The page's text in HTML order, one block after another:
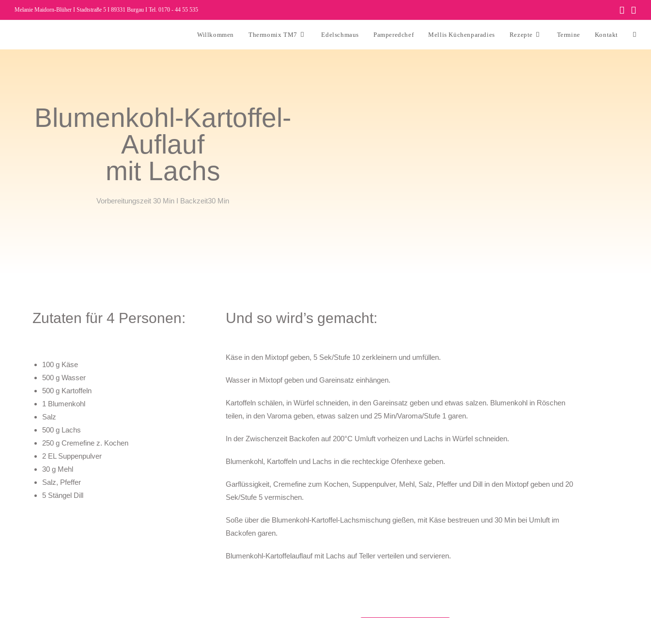
Melanie Maidorn-Blüher I Stadtstraße 5 I 89331 Burgau I Tel. 0170 - 44 55 535
Willkommen Thermomix TM7 Edelschmaus Pamperedchef Mellis Küchenparadies Rezepte Termine Kontakt
Blumenkohl-Kartoffel-
Auflauf
mit Lachs
Vorbereitungszeit 30 Min I Backzeit30 Min
Zutaten für 4 Personen:
100 g Käse
500 g Wasser
500 g Kartoffeln
1 Blumenkohl
Salz
500 g Lachs
250 g Cremefine z. Kochen
2 EL Suppenpulver
30 g Mehl
Salz, Pfeffer
5 Stängel Dill
Und so wird’s gemacht:
Käse in den Mixtopf geben, 5 Sek/Stufe 10 zerkleinern und umfüllen.
Wasser in Mixtopf geben und Gareinsatz einhängen.
Kartoffeln schälen, in Würfel schneiden, in den Gareinsatz geben und etwas salzen. Blumenkohl in Röschen
teilen, in den Varoma geben, etwas salzen und 25 Min/Varoma/Stufe 1 garen.
In der Zwischenzeit Backofen auf 200°C Umluft vorheizen und Lachs in Würfel schneiden.
Blumenkohl, Kartoffeln und Lachs in die rechteckige Ofenhexe geben.
Garflüssigkeit, Cremefine zum Kochen, Suppenpulver, Mehl, Salz, Pfeffer und Dill in den Mixtopf geben und 20
Sek/Stufe 5 vermischen.
Soße über die Blumenkohl-Kartoffel-Lachsmischung gießen, mit Käse bestreuen und 30 Min bei Umluft im
Backofen garen.
Blumenkohl-Kartoffelauflauf mit Lachs auf Teller verteilen und servieren.